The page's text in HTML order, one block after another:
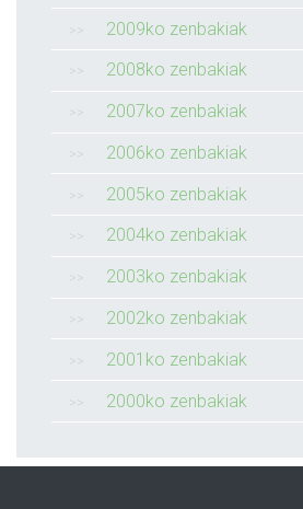
2009ko zenbakiak
2008ko zenbakiak
2007ko zenbakiak
2006ko zenbakiak
2005ko zenbakiak
2004ko zenbakiak
2003ko zenbakiak
2002ko zenbakiak
2001ko zenbakiak
2000ko zenbakiak